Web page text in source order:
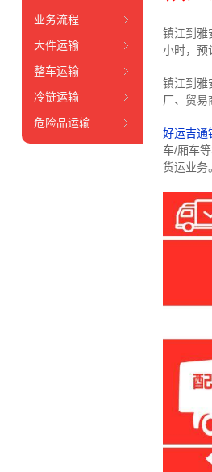
镇江到雅
小时，预
镇江到雅
厂、贸易
好运吉通
车/厢车
货运业务。
业务流程
大件运输
整车运输
冷链运输
危险品运输